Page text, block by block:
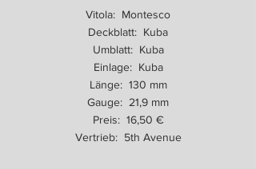
Vitola: Montesco
Deckblatt: Kuba
Umblatt: Kuba
Einlage: Kuba
Länge: 130 mm
Gauge: 21,9 mm
Preis: 16,50 €
Vertrieb: 5th Avenue